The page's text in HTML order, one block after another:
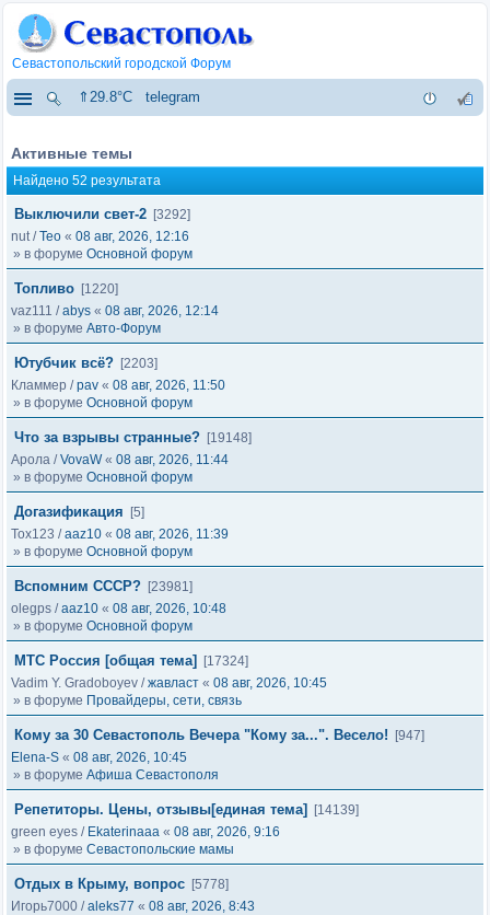
Севастопольский городской Форум
⇑29.8°C telegram
Активные темы
Найдено 52 результата
Выключили свет-2 [3292]
nut/Тео « 08 авг, 2026, 12:16
» в форуме Основной форум
Топливо [1220]
vaz111 /abys « 08 авг, 2026, 12:14
» в форуме Авто-Форум
Ютубчик всё? [2203]
Кламмер /pav « 08 авг, 2026, 11:50
» в форуме Основной форум
Что за взрывы странные? [19148]
Арола /VovaW« 08 авг, 2026, 11:44
» в форуме Основной форум
Догазификация
[5]
Tox123 /aaz10 « 08 авг, 2026, 11:39
» в форуме Основной форум
Вспомним СССР? [23981]
olegps /aaz10 « 08 авг, 2026, 10:48
» в форуме Основной форум
МТС Россия [общая тема]
[17324]
Vadim Y. Gradoboyev /жавласт « 08 авг, 2026, 10:45
» в форуме Провайдеры, сети, связь
Кому за 30 Севастополь Вечера "Кому за...". Весело!
[947]
Elena-S « 08 авг, 2026, 10:45
» в форуме Афиша Севастополя
Репетиторы. Цены, отзывы[единая тема]
[14139]
green eyes / Ekaterinaaa « 08 авг, 2026, 9:16
» в форуме Севастопольские мамы
Отдых в Крыму, вопрос [5778]
Игорь7000 /aleks77 « 08 авг, 2026, 8:43